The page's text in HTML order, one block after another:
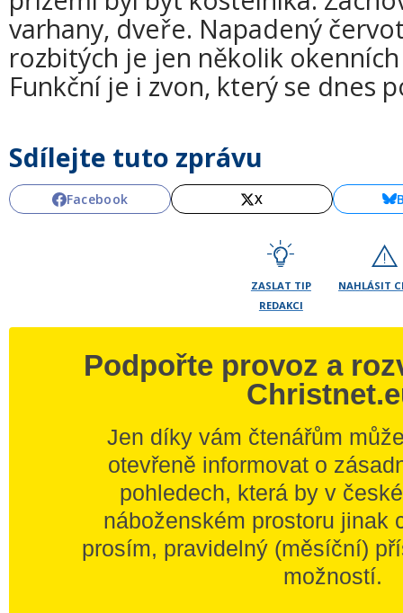
varhany, dveře. Napadený
rozbitých je jen několik
Funkční je i zvon, který se dnes
Sdílejte tuto zprávu
Facebook X
ZASLAT TIP
REDAKCI
NAHLÁSIT